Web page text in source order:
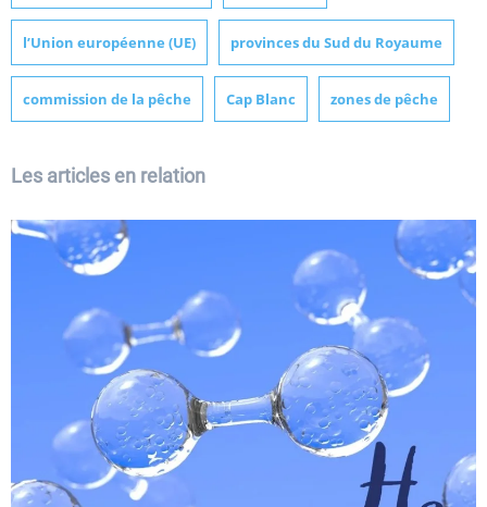
l’Union européenne (UE) provinces du Sud du Royaume
commission de la pêche Cap Blanc zones de pêche
Les articles en relation